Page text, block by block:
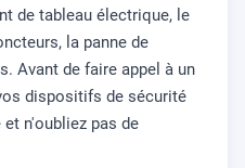
de tableau électrique, le
la panne de
Avant de faire appel à un
dispositifs de sécurité
n'oubliez pas de